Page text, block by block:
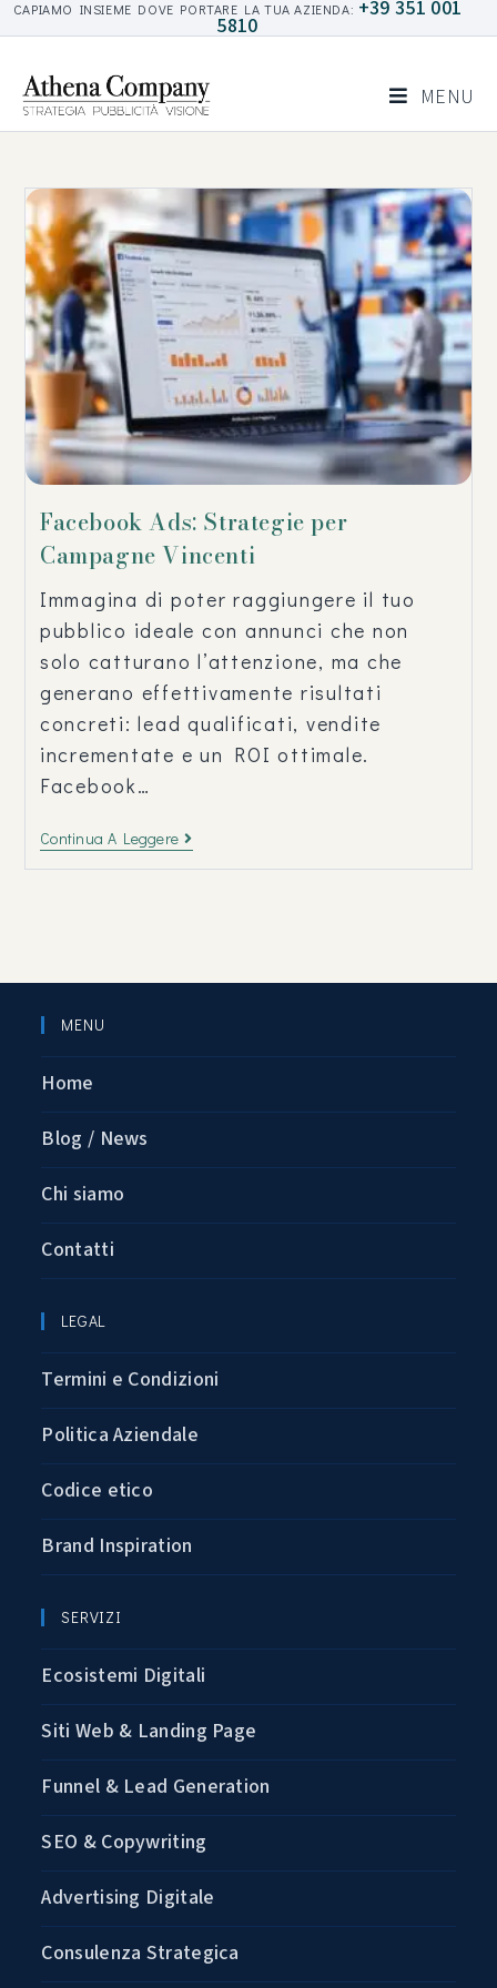
CAPIAMO INSIEME DOVE PORTARE LA TUA AZIENDA: +39 351 001
5810
MENU
Facebook Ads: Strategie per
Campagne Vincenti
Immagina di poter raggiungere il tuo
pubblico ideale con annunci che non
solo catturano l’attenzione, ma che
generano effettivamente risultati
concreti: lead qualificati, vendite
incrementate e un ROI ottimale.
Facebook…
Continua A Leggere
MENU
Home
Blog / News
Chi siamo
Contatti
LEGAL
Termini e Condizioni
Politica Aziendale
Codice etico
Brand Inspiration
SERVIZI
Ecosistemi Digitali
Siti Web & Landing Page
Funnel & Lead Generation
SEO & Copywriting
Advertising Digitale
Consulenza Strategica